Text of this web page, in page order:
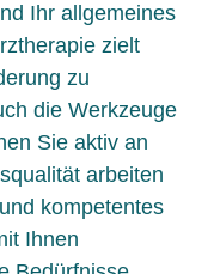
Ihr allgemeines
zielt
zu
die Werkzeuge
Sie aktiv an
arbeiten
kompetentes
Ihnen